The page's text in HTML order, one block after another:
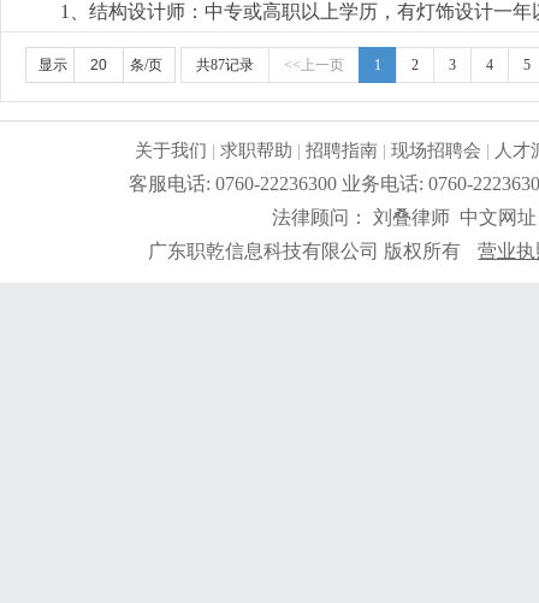
1、结构设计师：中专或高职以上学历，有灯饰设计一
erp系统、产品爆炸图（分解图）、制作样板、指导、
补贴，有旅游，年底有奖金。 3、本公司专业代工德国
显示 条/页 共87记录 <<上一页 1 2 3 4 5
关于我们 |求职帮助 |招聘指南 |现场招聘会 | 人才
客服电话: 0760-22236300 业务电话: 0760-
法律顾问： 刘叠律师 中文网
广东职乾信息科技有限公司 版权所有
营业